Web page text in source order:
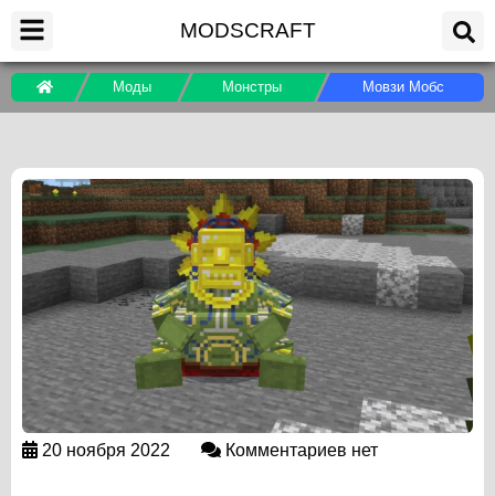
MODSCRAFT
Моды Монстры Мовзи Мобс
20 ноября 2022 Комментариев нет